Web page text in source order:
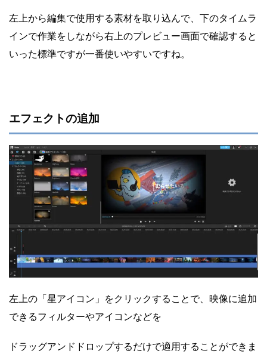
左上から編集で使用する素材を取り込んで、下のタイムラ
インで作業をしながら右上のプレビュー画面で確認すると
いった標準ですが一番使いやすいですね。
エフェクトの追加
左上の「星アイコン」をクリックすることで、映像に追加
できるフィルターやアイコンなどを
ドラッグアンドドロップするだけで適用することができま